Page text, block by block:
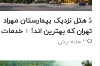
5 هتل نزدیک بیمارستان مهراد
تهران که بهترین‌ اند! + خدمات
2 هفته پیش